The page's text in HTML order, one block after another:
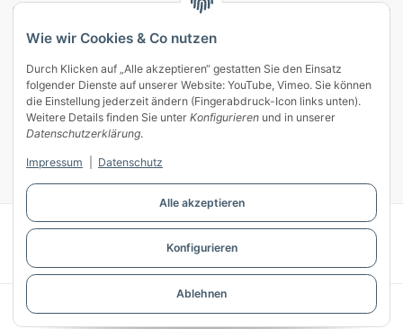
Alle akzeptieren
Konfigurieren
Ablehnen
Wie wir Cookies & Co nutzen
Durch Klicken auf „Alle akzeptieren“ gestatten Sie den Einsatz
folgender Dienste auf unserer Website: YouTube, Vimeo. Sie können
die Einstellung jederzeit ändern (Fingerabdruck-Icon links unten).
Weitere Details finden Sie unter Konfigurieren und in unserer
Datenschutzerklärung.
Impressum Datenschutz
Informationen
Gesetzliche Informationen
Vertrag widerrufen
Zahlung & Versand
Mein Kundenkonto
Streitschlichtung
Unsere Herstellermarken
Powered byJTL-Shop